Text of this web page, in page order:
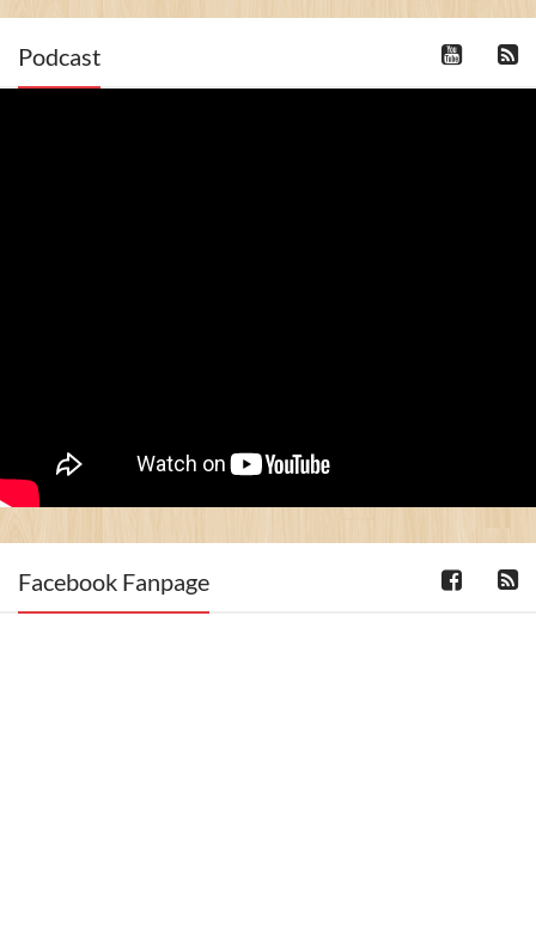
Podcast
Facebook Fanpage